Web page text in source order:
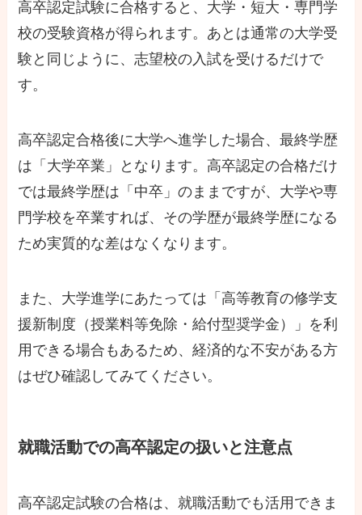
高卒認定試験に合格すると、大学・短大・専門学
校の受験資格が得られます。あとは通常の大学受
験と同じように、志望校の入試を受けるだけで
す。
高卒認定合格後に大学へ進学した場合、最終学歴
は「大学卒業」となります。高卒認定の合格だけ
では最終学歴は「中卒」のままですが、大学や専
門学校を卒業すれば、その学歴が最終学歴になる
ため実質的な差はなくなります。
また、大学進学にあたっては「高等教育の修学支
援新制度（授業料等免除・給付型奨学金）」を利
用できる場合もあるため、経済的な不安がある方
はぜひ確認してみてください。
就職活動での高卒認定の扱いと注意点
高卒認定試験の合格は、就職活動でも活用できま